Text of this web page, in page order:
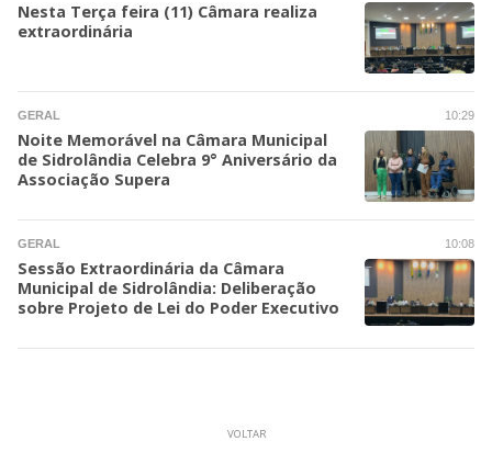
Nesta Terça feira (11) Câmara realiza
extraordinária
10:29
GERAL
Noite Memorável na Câmara Municipal
de Sidrolândia Celebra 9° Aniversário da
Associação Supera
10:08
GERAL
Sessão Extraordinária da Câmara
Municipal de Sidrolândia: Deliberação
sobre Projeto de Lei do Poder Executivo
VOLTAR